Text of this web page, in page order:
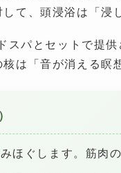
て、頭浸浴は「浸
パとセットで提
は「音が消える瞑
ほぐします。筋肉